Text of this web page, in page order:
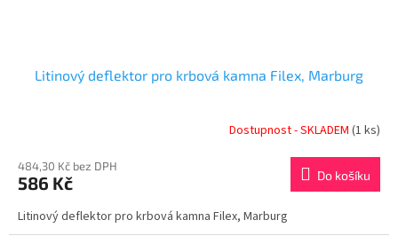
Litinový deflektor pro krbová kamna Filex, Marburg
Dostupnost - SKLADEM (1 ks)
484,30 Kč bez DPH
586 Kč Do košíku
Litinový deflektor pro krbová kamna Filex, Marburg